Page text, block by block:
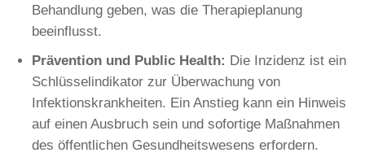
Behandlung geben, was die Therapieplanung
beeinflusst.
Prävention und Public Health: Die Inzidenz ist ein
Schlüsselindikator zur Überwachung von
Infektionskrankheiten. Ein Anstieg kann ein Hinweis
auf einen Ausbruch sein und sofortige Maßnahmen
des öffentlichen Gesundheitswesens erfordern.